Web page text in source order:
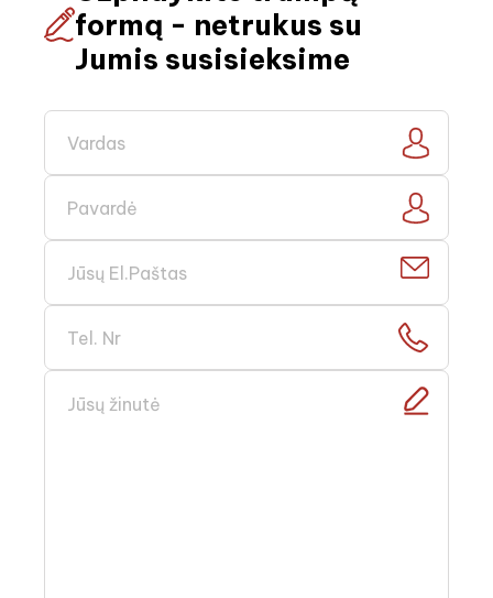
formą - netrukus su
Jumis susisieksime